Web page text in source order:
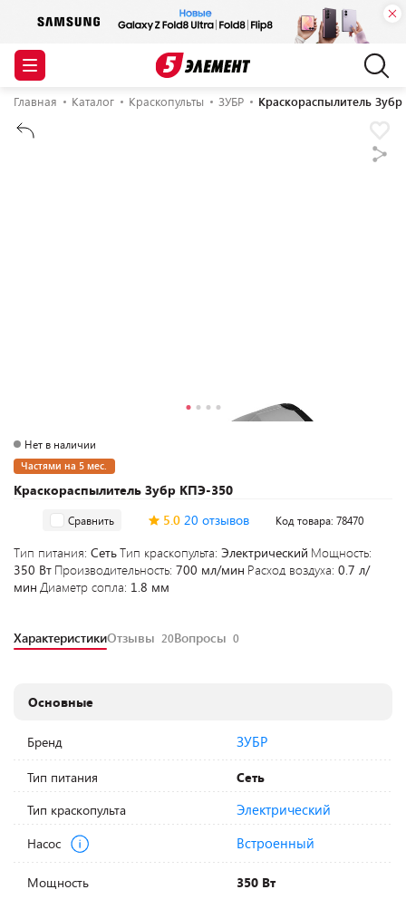
Главная Каталог Краскопульты ЗУБР Краскораспылитель
Краскораспылитель Зубр КПЭ-350
Нет в наличии
Частями на 5 мес.
Сравнить 5.0 20 отзывов Код товара: 78470
Тип питания: СетьТип краскопульта: Электрический Мощность:
350 Вт Производительность: 700 мл/мин Расход воздуха: 0.7 л/
мин Диаметр сопла: 1.8 мм
ХарактеристикиОтзывы 20Вопросы 0
Основные
Бренд ЗУБР
Тип питания
Сеть
Тип краскопульта
Электрический
Насос Встроенный
Мощность
350 Вт